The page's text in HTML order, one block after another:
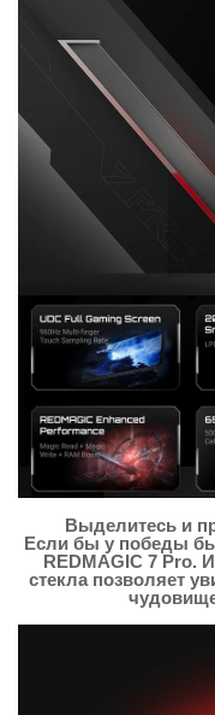
Выделитесь и
Если бы у победы
REDMAGIC 7 Pro.
стекла позволяет